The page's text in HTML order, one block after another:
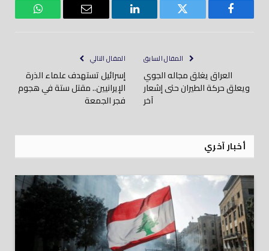
فيسبوك تويتر لينكدود
بريد
واتساب
المقال السابق
العراق يغلق مجاله الجوي
ويعلق حركة الطيران حتى إشعار
آخر
المقال التالي
إسرائيل تستهدف علماء الذرة
الإيرانيين.. مقتل ستة في هجوم
فجر الجمعة
أخبار آخري